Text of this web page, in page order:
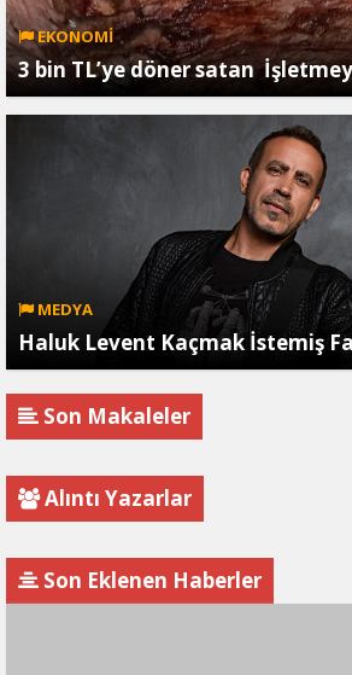
EKONOMİ
3 bin TL’ye döner satan
MEDYA
Haluk Levent Kaçmak İstemiş
Son Makaleler
Alıntı Yazarlar
Son Eklenen Haberler